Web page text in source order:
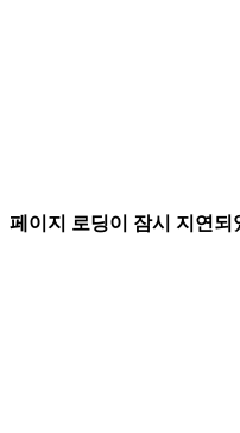
페이지 로딩이 잠시 지연